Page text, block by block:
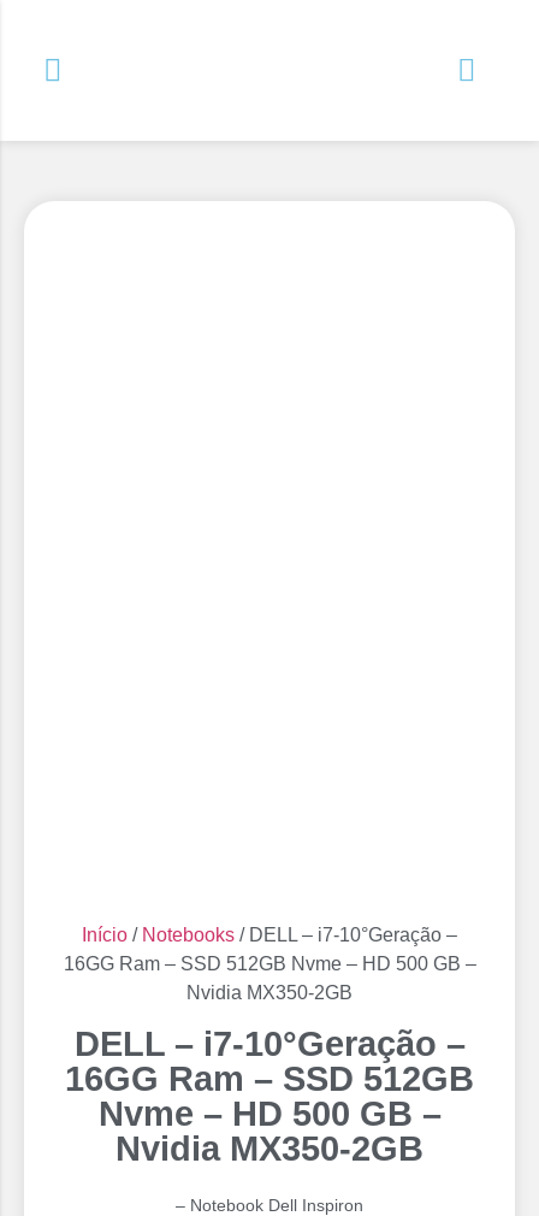
Início / Notebooks / DELL – i7-10°Geração –
16GG Ram – SSD 512GB Nvme – HD 500 GB –
Nvidia MX350-2GB
DELL – i7-10°Geração –
16GG Ram – SSD 512GB
Nvme – HD 500 GB –
Nvidia MX350-2GB
– Notebook Dell Inspiron